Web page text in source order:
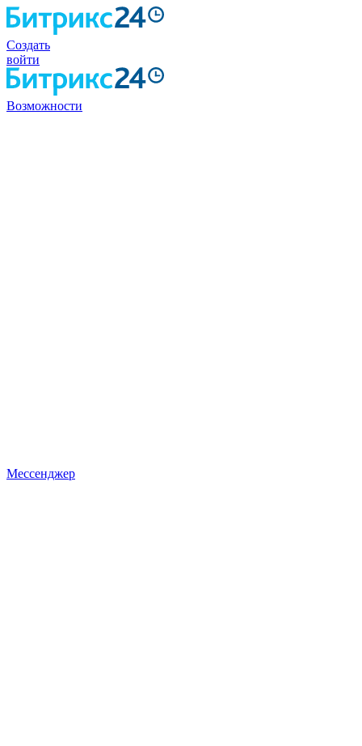
Создать
войти
Возможности
Мессенджер